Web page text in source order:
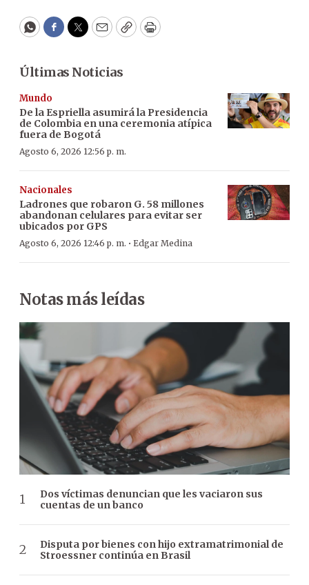
WhatsApp
Facebook
Twitter
EmailCopyPrint
Últimas Noticias
Mundo
De la Espriella asumirá la Presidencia
de Colombia en una ceremonia atípica
fuera de Bogotá
Agosto 6, 2026 12:56 p. m.
Nacionales
Ladrones que robaron G. 58 millones
abandonan celulares para evitar ser
ubicados por GPS
Agosto 6, 2026 12:46 p. m. · Edgar Medina
Notas más leídas
Dos víctimas denuncian que les vaciaron sus
cuentas de un banco
Disputa por bienes con hijo extramatrimonial de
Stroessner continúa en Brasil